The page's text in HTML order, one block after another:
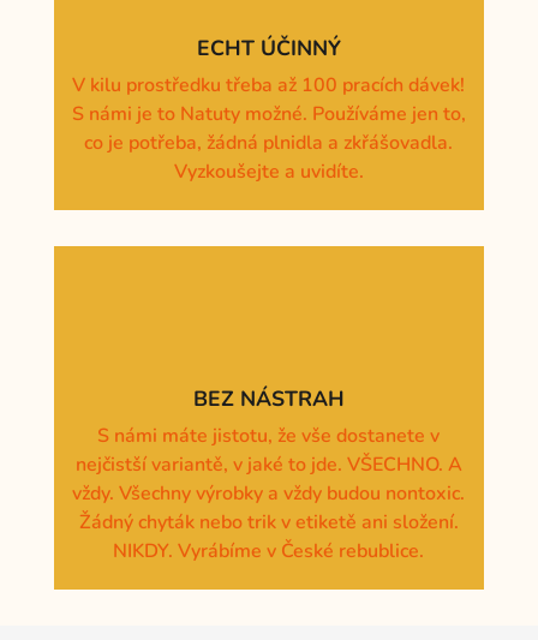
ECHT ÚČINNÝ
V kilu prostředku třeba až 100 pracích dávek!
S námi je to Natuty možné. Používáme jen to,
co je potřeba, žádná plnidla a zkřášovadla.
Vyzkoušejte a uvidíte.
BEZ NÁSTRAH
S námi máte jistotu, že vše dostanete v
nejčistší variantě, v jaké to jde. VŠECHNO. A
vždy. Všechny výrobky a vždy budou nontoxic.
Žádný chyták nebo trik v etiketě ani složení.
NIKDY. Vyrábíme v České rebublice.